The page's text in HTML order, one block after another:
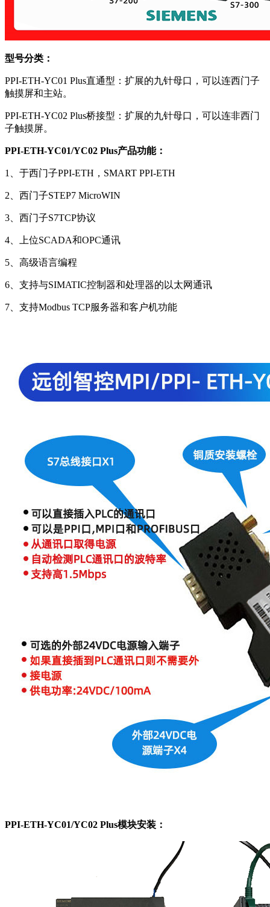
型号分类：
PPI-ETH-YC01 Plus直通型：扩展的九针母口，可以连西门子
触摸屏和主站。
PPI-ETH-YC02 Plus桥接型：扩展的九针母口，可以连非西门
子触摸屏。
PPI-ETH-YC01/YC02 Plus产品功能：
1、于西门子PPI-ETH，SMART PPI-ETH
2、西门子STEP7 MicroWIN
3、西门子S7TCP协议
4、上位SCADA和OPC通讯
5、高级语言编程
6、支持与SIMATIC控制器和处理器的以太网通讯
7、支持Modbus TCP服务器和客户机功能
PPI-ETH-YC01/YC02 Plus模块安装：